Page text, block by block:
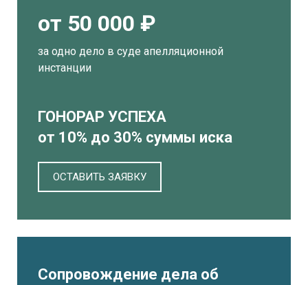
от 50 000 ₽
за одно дело в суде апелляционной
инстанции
ГОНОРАР УСПЕХА
от 10% до 30% суммы иска
ОСТАВИТЬ ЗАЯВКУ
Сопровождение дела об